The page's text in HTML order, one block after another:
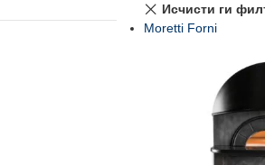
Исчисти ги
Moretti Forni